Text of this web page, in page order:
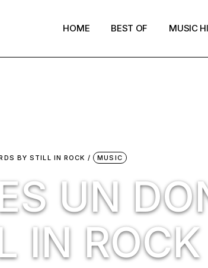
HOME BEST OF MUSIC
BYSTILL IN ROCK MUSIC
UN
IN ROCK